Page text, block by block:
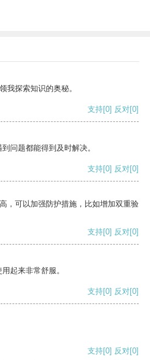
我探索知识的奥秘。
支持[0] 反对[0]
问题都能得到及时解决。
支持[0] 反对[0]
，可以加强防护措施，比如增加双重验
支持[0] 反对[0]
起来非常舒服。
支持[0] 反对[0]
支持[0] 反对[0]